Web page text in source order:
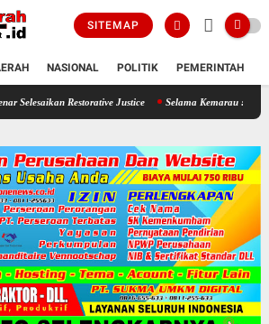
SITEMAP
NASIONAL POLITIK PEMERINTAH
Mencuri Jagung Demi Sang Buah Hatinya , Polsek Jenar